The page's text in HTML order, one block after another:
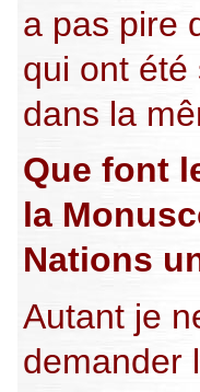
a pas pire
qui ont été
dans la
Que font
la
Nations
Autant je
demander